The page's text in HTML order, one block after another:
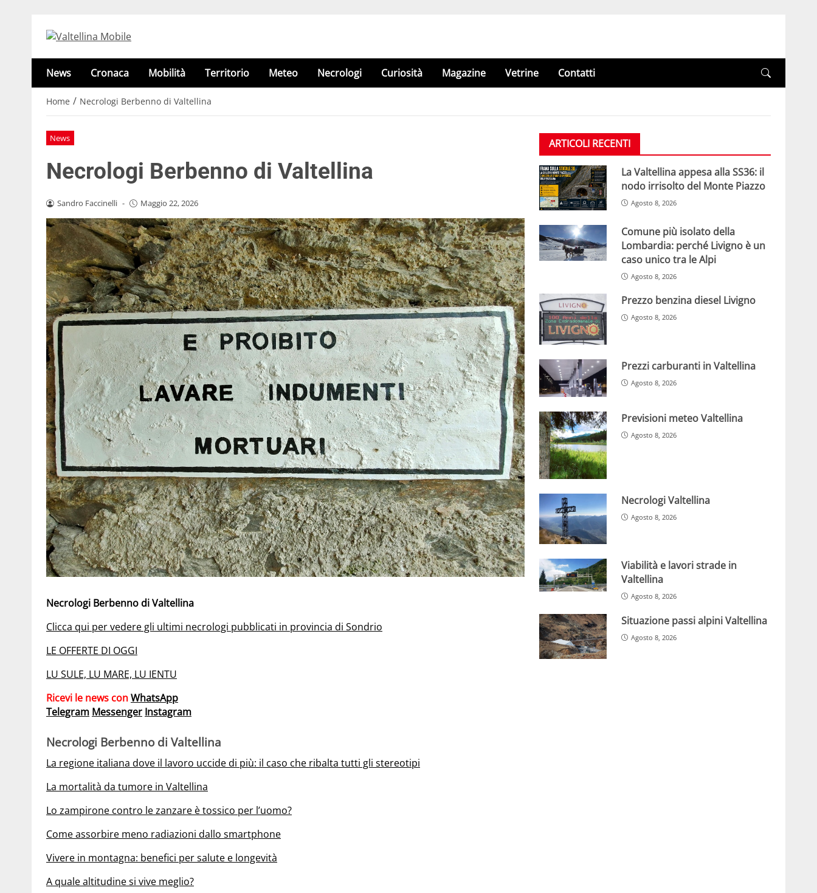
News Cronaca Mobilità Territorio Meteo Necrologi Curiosità Magazine Vetrine Contatti
Home / Necrologi Berbenno di Valtellina
News
Necrologi Berbenno di Valtellina
Sandro Faccinelli - Maggio 22, 2026
Necrologi Berbenno di Valtellina
Clicca qui per vedere gli ultimi necrologi pubblicati in provincia di Sondrio
LE OFFERTE DI OGGI
LU SULE, LU MARE, LU IENTU
Ricevi le news conWhatsApp
Telegram Messenger Instagram
Necrologi Berbenno di Valtellina
La regione italiana dove il lavoro uccide di più: il caso che ribalta tutti gli stereotipi
La mortalità da tumore in Valtellina
Lo zampirone contro le zanzare è tossico per l’uomo?
Come assorbire meno radiazioni dallo smartphone
Vivere in montagna: benefici per salute e longevità
A quale altitudine si vive meglio?
ARTICOLI RECENTI
La Valtellina appesa alla SS36: il
nodo irrisolto del Monte Piazzo
Agosto 8, 2026
Comune più isolato della
Lombardia: perché Livigno è un
caso unico tra le Alpi
Agosto 8, 2026
Prezzo benzina diesel Livigno
Agosto 8, 2026
Prezzi carburanti in Valtellina
Agosto 8, 2026
Previsioni meteo Valtellina
Agosto 8, 2026
Necrologi Valtellina
Agosto 8, 2026
Viabilità e lavori strade in
Valtellina
Agosto 8, 2026
Situazione passi alpini Valtellina
Agosto 8, 2026